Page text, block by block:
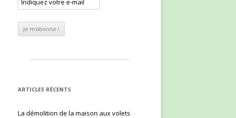
ARTICLES RÉCENTS
La démolition de la maison aux volets